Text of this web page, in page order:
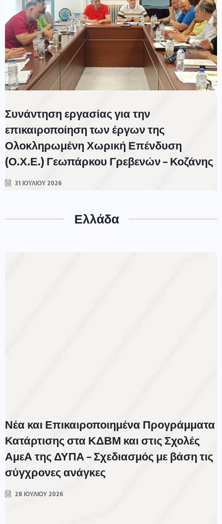
Συνάντηση εργασίας για την
επικαιροποίηση των έργων της
Ολοκληρωμένη Χωρική Επένδυση
(Ο.Χ.Ε.) Γεωπάρκου Γρεβενών – Κοζάνης
31 ΙΟΥΛΊΟΥ 2026
Ελλάδα
Νέα και Επικαιροποιημένα Προγράμματα
Κατάρτισης στα ΚΔΒΜ και στις Σχολές
ΑμεΑ της ΔΥΠΑ – Σχεδιασμός με βάση τις
σύγχρονες ανάγκες
28 ΙΟΥΛΊΟΥ 2026